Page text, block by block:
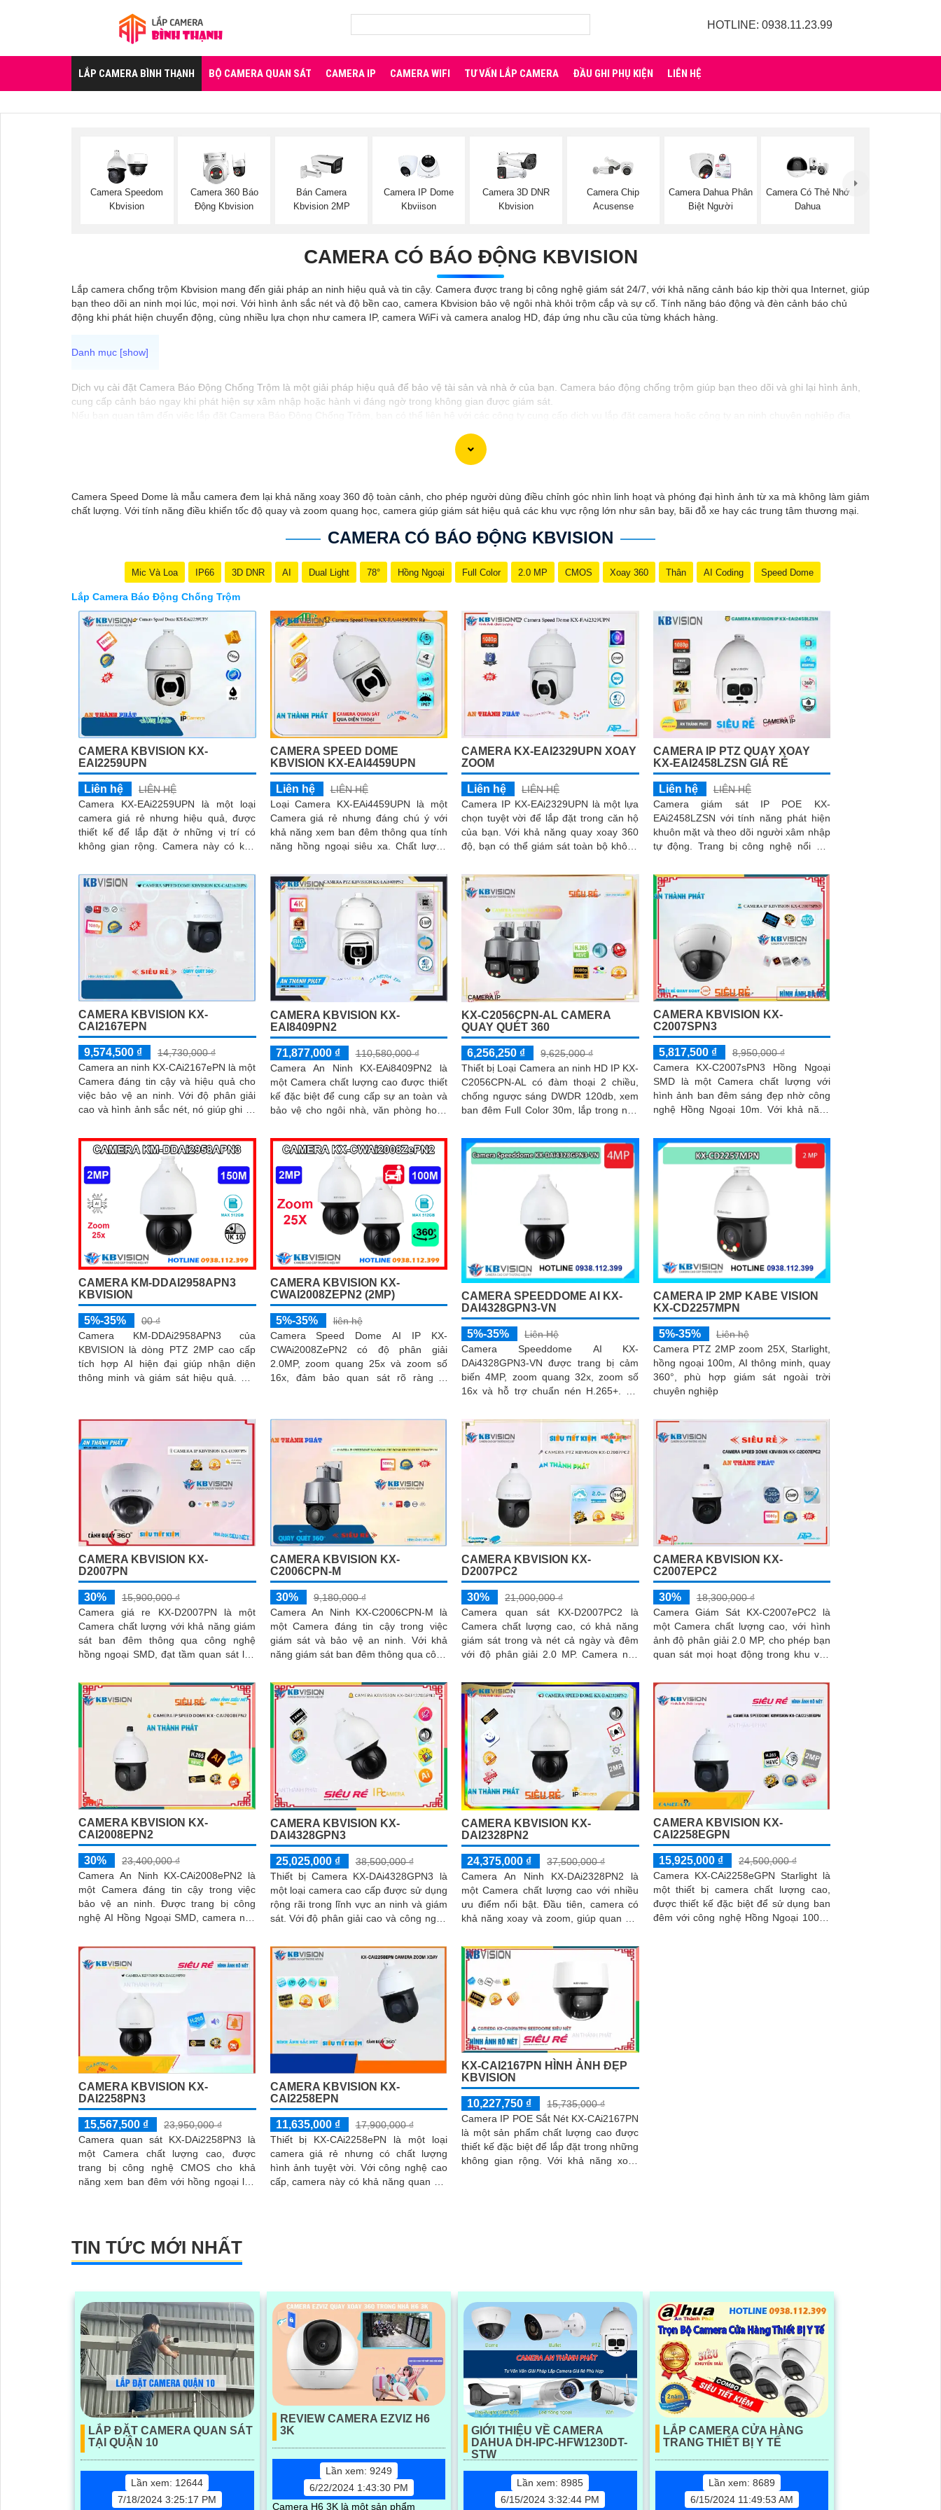
HOTLINE: 0938.11.23.99
LẮP CAMERA BÌNH THẠNH BỘ CAMERA QUAN SÁT CAMERA IP CAMERA WIFI TƯ VẤN LẮP CAMERA ĐẦU GHI PHỤ KIỆN LIÊN HỆ
Camera Speedom
Kbvision
Camera 360 Báo
Động Kbvision
Bán Camera
Kbvision 2MP
Camera IP Dome
Kbviison
Camera 3D DNR
Kbvision
Camera Chip
Acusense
Camera Dahua Phân
Biệt Người
Camera Có Thẻ Nhớ
Dahua
CAMERA CÓ BÁO ĐỘNG KBVISION
Lắp camera chống trộm Kbvision mang đến giải pháp an ninh hiệu quả và tin cậy. Camera được trang bị công nghệ giám sát 24/7, với khả năng cảnh báo kịp thời qua Internet, giúp
bạn theo dõi an ninh mọi lúc, mọi nơi. Với hình ảnh sắc nét và độ bền cao, camera Kbvision bảo vệ ngôi nhà khỏi trộm cắp và sự cố. Tính năng báo động và đèn cảnh báo chủ
động khi phát hiện chuyển động, cùng nhiều lựa chọn như camera IP, camera WiFi và camera analog HD, đáp ứng nhu cầu của từng khách hàng.
Dịch vụ cài đặt Camera Báo Động Chống Trộm là một giải pháp hiệu quả để bảo vệ tài sản và nhà ở của bạn. Camera báo động chống trộm giúp bạn theo dõi và ghi lại hình ảnh,
cung cấp cảnh báo ngay khi phát hiện sự xâm nhập hoặc hành vi đáng ngờ trong không gian được giám sát.
Nếu bạn cần thêm thông tin hoặc muốn để lại thông tin liên lạc, Từng công trình có thể giúp bạn tìm kiếm các dịch vụ liên quan đến lắp đặt Camera Báo Động Chống Trộm.
Camera Speed Dome là mẫu camera đem lại khả năng xoay 360 độ toàn cảnh, cho phép người dùng điều chỉnh góc nhìn linh hoạt và phóng đại hình ảnh từ xa mà không làm giảm
chất lượng. Với tính năng điều khiển tốc độ quay và zoom quang học, camera giúp giám sát hiệu quả các khu vực rộng lớn như sân bay, bãi đỗ xe hay các trung tâm thương mại.
CAMERA CÓ BÁO ĐỘNG KBVISION
Mic Và Loa IP66 3D DNR AI Dual Light 78° Hồng Ngoại Full Color 2.0 MP CMOS Xoay 360 Thân AI Coding Speed Dome
Lắp Camera Báo Động Chống Trộm
CAMERA KBVISION KX-
EAI2259UPN
Liên hệ
LIÊN HỆ
Camera KX-EAi2259UPN là một loại
camera giá rẻ nhưng hiệu quả, được
thiết kế để lắp đặt ở những vị trí có
không gian rộng. Camera này có khả
cảnh một cách dễ dàng
CAMERA SPEED DOME
KBVISION KX-EAI4459UPN
Liên hệ
LIÊN HỆ
Loại Camera KX-EAi4459UPN là một
Camera giá rẻ nhưng đáng chú ý với
khả năng xem ban đêm thông qua tính
năng hồng ngoại siêu xa. Chất lượng
CAMERA KX-EAI2329UPN XOAY
ZOOM
Liên hệ
LIÊN HỆ
Camera IP KX-EAi2329UPN là một lựa
chọn tuyệt vời để lắp đặt trong căn hộ
của bạn. Với khả năng quay xoay 360
độ, bạn có thể giám sát toàn bộ không
CAMERA IP PTZ QUAY XOAY
KX-EAI2458LZSN GIÁ RẺ
Liên hệ
LIÊN HỆ
Camera giám sát IP POE KX-
EAi2458LZSN với tính năng phát hiện
khuôn mặt và theo dõi người xâm nhập
tự động. Trang bị công nghệ nổi bật
ngoại siêu xa và Starlight cho hình ảnh
sắc nét ban đêm
CAMERA KBVISION KX-
CAI2167EPN
9,574,500 ₫
14,730,000 ₫
Camera an ninh KX-CAi2167ePN là một
Camera đáng tin cậy và hiệu quả cho
việc bảo vệ an ninh. Với độ phân giải
cao và hình ảnh sắc nét, nó giúp ghi lại
CAMERA KBVISION KX-
EAI8409PN2
71,877,000 ₫
110,580,000 ₫
Camera An Ninh KX-EAi8409PN2 là
một Camera chất lượng cao được thiết
kế đặc biệt để cung cấp sự an toàn và
bảo vệ cho ngôi nhà, văn phòng hoặc
KX-C2056CPN-AL CAMERA
QUAY QUÉT 360
6,256,250 ₫
9,625,000 ₫
Thiết bị Loại Camera an ninh HD IP KX-
C2056CPN-AL có đàm thoại 2 chiều,
chống ngược sáng DWDR 120db, xem
ban đêm Full Color 30m, lắp trong nhà
CAMERA KBVISION KX-
C2007SPN3
5,817,500 ₫
8,950,000 ₫
Camera KX-C2007sPN3 Hồng Ngoại
SMD là một Camera chất lượng với
hình ảnh ban đêm sáng đẹp nhờ công
nghệ Hồng Ngoại 10m. Với khả năng
vị trí không gian rộng mà vẫn giữ được
tầm nhìn rõ ràng
CAMERA KM-DDAI2958APN3
KBVISION
5%-35%
00 ₫
Camera KM-DDAi2958APN3 của
KBVISION là dòng PTZ 2MP cao cấp
tích hợp AI hiện đại giúp nhận diện
thông minh và giám sát hiệu quả. Với
150m, camera đảm bảo hình ảnh sắc
CAMERA KBVISION KX-
CWAI2008ZEPN2 (2MP)
5%-35%
liên hệ
Camera Speed Dome AI IP KX-
CWAi2008ZePN2 có độ phân giải
2.0MP, zoom quang 25x và zoom số
16x, đảm bảo quan sát rõ ràng ở
CAMERA SPEEDDOME AI KX-
DAI4328GPN3-VN
5%-35%
Liên Hệ
Camera Speeddome AI KX-
DAi4328GPN3-VN được trang bị cảm
biến 4MP, zoom quang 32x, zoom số
16x và hỗ trợ chuẩn nén H.265+. Độ
CAMERA IP 2MP KABE VISION
KX-CD2257MPN
5%-35%
Liên hệ
Camera PTZ 2MP zoom 25X, Starlight,
hồng ngoại 100m, AI thông minh, quay
360°, phù hợp giám sát ngoài trời
chuyên nghiệp
CAMERA KBVISION KX-
D2007PN
30%
15,900,000 ₫
Camera giá re KX-D2007PN là một
Camera chất lượng với khả năng giám
sát ban đêm thông qua công nghệ
hồng ngoại SMD, đạt tầm quan sát lên
tinh tế, có khả năng xoay 360 độ để
giám sát toàn bộ khu vực
CAMERA KBVISION KX-
C2006CPN-M
30%
9,180,000 ₫
Camera An Ninh KX-C2006CPN-M là
một Camera đáng tin cậy trong việc
giám sát và bảo vệ an ninh. Với khả
năng giám sát ban đêm thông qua công
phù hợp sử dụng cho dự án dân dụng
CAMERA KBVISION KX-
D2007PC2
30%
21,000,000 ₫
Camera quan sát KX-D2007PC2 là
Camera chất lượng cao, có khả năng
giám sát trong và nét cả ngày và đêm
với độ phân giải 2.0 MP. Camera này
CAMERA KBVISION KX-
C2007EPC2
30%
18,300,000 ₫
Camera Giám Sát KX-C2007ePC2 là
một Camera chất lượng cao, với hình
ảnh độ phân giải 2.0 MP, cho phép bạn
quan sát mọi hoạt động trong khu vực
CAMERA KBVISION KX-
CAI2008EPN2
30%
23,400,000 ₫
Camera An Ninh KX-CAi2008ePN2 là
một Camera đáng tin cậy trong việc
bảo vệ an ninh. Được trang bị công
nghệ AI Hồng Ngoại SMD, camera này
giải cao
CAMERA KBVISION KX-
DAI4328GPN3
25,025,000 ₫
38,500,000 ₫
Thiết bị Camera KX-DAi4328GPN3 là
một loại camera cao cấp được sử dụng
rộng rãi trong lĩnh vực an ninh và giám
sát. Với độ phân giải cao và công nghệ
lượng hình ảnh sắc nét và rõ ràng
CAMERA KBVISION KX-
DAI2328PN2
24,375,000 ₫
37,500,000 ₫
Camera An Ninh KX-DAi2328PN2 là
một Camera chất lượng cao với nhiều
ưu điểm nổi bật. Đầu tiên, camera có
khả năng xoay và zoom, giúp quan sát
CAMERA KBVISION KX-
CAI2258EGPN
15,925,000 ₫
24,500,000 ₫
Camera KX-CAi2258eGPN Starlight là
một thiết bị camera chất lượng cao,
được thiết kế đặc biệt để sử dụng ban
đêm với công nghệ Hồng Ngoại 100m.
CAMERA KBVISION KX-
DAI2258PN3
15,567,500 ₫
23,950,000 ₫
Camera quan sát KX-DAi2258PN3 là
một Camera chất lượng cao, được
trang bị công nghệ CMOS cho khả
năng xem ban đêm với hồng ngoại lên
CAMERA KBVISION KX-
CAI2258EPN
11,635,000 ₫
17,900,000 ₫
Thiết bị KX-CAi2258ePN là một loại
camera giá rẻ nhưng có chất lượng
hình ảnh tuyệt vời. Với công nghệ cao
cấp, camera này có khả năng quan sát
KX-CAI2167PN HÌNH ẢNH ĐẸP
KBVISION
10,227,750 ₫
15,735,000 ₫
Camera IP POE Sắt Nét KX-CAi2167PN
là một sản phẩm chất lượng cao được
thiết kế đặc biệt để lắp đặt trong những
không gian rộng. Với khả năng xoay
TIN TỨC MỚI NHẤT
LẮP ĐẶT CAMERA QUAN SÁT
TẠI QUẬN 10
Lần xem: 12644
7/18/2024 3:25:17 PM
REVIEW CAMERA EZVIZ H6
3K
Lần xem: 9249
6/22/2024 1:43:30 PM
Camera H6 3K là một sản phẩm
GIỚI THIỆU VỀ CAMERA
DAHUA DH-IPC-HFW1230DT-
STW
Lần xem: 8985
6/15/2024 3:32:44 PM
LẮP CAMERA CỬA HÀNG
TRANG THIẾT BỊ Y TẾ
Lần xem: 8689
6/15/2024 11:49:53 AM